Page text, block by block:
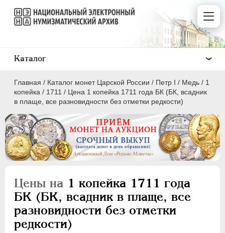
Главная / Каталог монет Царской России / Пeтр I / Медь / 1
копейка / 1711 / Цена 1 копейка 1711 года БК (БК, всадник
в плаще, все разновидности без отметки редкости)
Цены на 1 копейка 1711 года
БК (БК, всадник в плаще, все
разновидности без отметки
редкости)
Каталог
ПEТР I 1699 - 1725
Серебро
Медь
5 копеек
1 копейка